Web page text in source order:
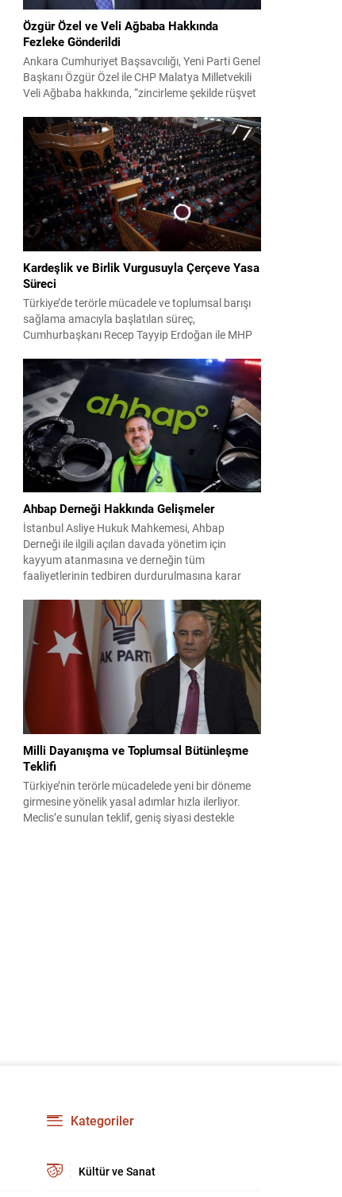
Özgür Özel ve Veli Ağbaba Hakkında
Fezleke Gönderildi
Ankara Cumhuriyet Başsavcılığı, Yeni Parti Genel
Başkanı Özgür Özel ile CHP Malatya Milletvekili
Veli Ağbaba hakkında, “zincirleme şekilde rüşvet
Adalet Bakanlığı’na sevk etti. Fezlekeler, 31 Mart
2024 yerel seçimleri ve 4-5 Kasım 2023’teki CHP
38. Olağan Kurultayı sürecine ilişkin iddiaları
kapsıyor. Daha önce Antalya ve İstanbul...
Kardeşlik ve Birlik Vurgusuyla Çerçeve Yasa
Süreci
Türkiye’de terörle mücadele ve toplumsal barışı
sağlama amacıyla başlatılan süreç,
Cumhurbaşkanı Recep Tayyip Erdoğan ile MHP
bir döneme girdi. Yaklaşık iki yıldır devam eden
çalışmaların ardından şimdi sürecin yasal zemini,
12 maddelik bir çerçeve yasa ile şekillendiriliyor.
Bugün komisyonda görüşülecek olan bu yasa
taslağı,...
Ahbap Derneği Hakkında Gelişmeler
İstanbul Asliye Hukuk Mahkemesi, Ahbap
Derneği ile ilgili açılan davada yönetim için
kayyum atanmasına ve derneğin tüm
faaliyetlerinin tedbiren durdurulmasına karar
kararı verilmiş olup son adım doğrudan yönetime
ilişkin bir tedbir niteliği taşıyor. İstanbul Emniyet
Müdürlüğü Mali Suçlarla Mücadele Şube
Müdürlüğü ve İstanbul...
Milli Dayanışma ve Toplumsal Bütünleşme
Teklifi
Türkiye’nin terörle mücadelede yeni bir döneme
girmesine yönelik yasal adımlar hızla ilerliyor.
Meclis’e sunulan teklif, geniş siyasi destekle
Kategoriler
Kültür ve Sanat